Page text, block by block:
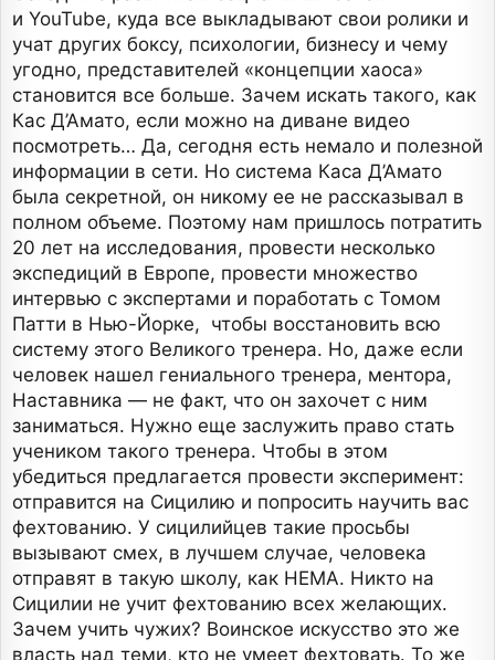
и YouTube, куда все выкладывают свои ролики и
учат других боксу, психологии, бизнесу и чему
угодно, представителей «концепции хаоса»
становится все больше. Зачем искать такого, как
Кас Д’Амато, если можно на диване видео
посмотреть… Да, сегодня есть немало и полезной
информации в сети. Но система Каса Д’Амато
была секретной, он никому ее не рассказывал в
полном объеме. Поэтому нам пришлось потратить
20 лет на исследования, провести несколько
экспедиций в Европе, провести множество
интервью с экспертами и поработать с Томом
Патти в Нью-Йорке, чтобы восстановить всю
систему этого Великого тренера. Но, даже если
человек нашел гениального тренера, ментора,
Наставника — не факт, что он захочет с ним
заниматься. Нужно еще заслужить право стать
учеником такого тренера. Чтобы в этом
убедиться предлагается провести эксперимент:
отправится на Сицилию и попросить научить вас
фехтованию. У сицилийцев такие просьбы
вызывают смех, в лучшем случае, человека
отправят в такую школу, как HEMA. Никто на
Сицилии не учит фехтованию всех желающих.
Зачем учить чужих? Воинское искусство это же
власть над теми, кто не умеет фехтовать. То же